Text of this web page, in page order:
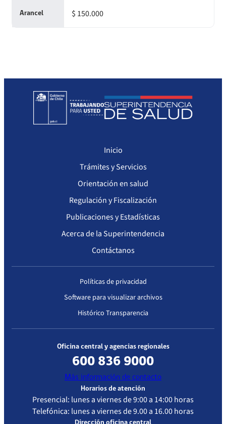
Arancel $ 150.000
Inicio
Trámites y Servicios
Orientación en salud
Regulación y Fiscalización
Publicaciones y Estadísticas
Acerca de la Superintendencia
Contáctanos
Políticas de privacidad
Software para visualizar archivos
Histórico Transparencia
Oficina central y agencias regionales
600 836 9000
Más información de contacto
Horarios de atención
Presencial: lunes a viernes de 9:00 a 14:00 horas
Telefónica: lunes a viernes de 9.00 a 16.00 horas